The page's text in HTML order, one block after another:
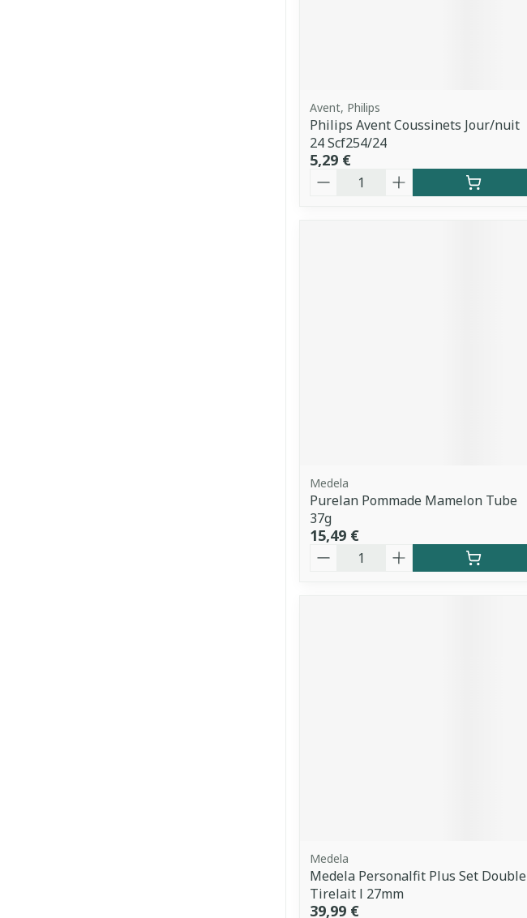
Avent, Philips
Philips Avent Coussinets Jour/nuit
24 Scf254/24
5,29 €
Quantité
Medela
Purelan Pommade Mamelon Tube
37g
15,49 €
Quantité
Medela
Medela Personalfit Plus Set Double
Tirelait l 27mm
39,99 €